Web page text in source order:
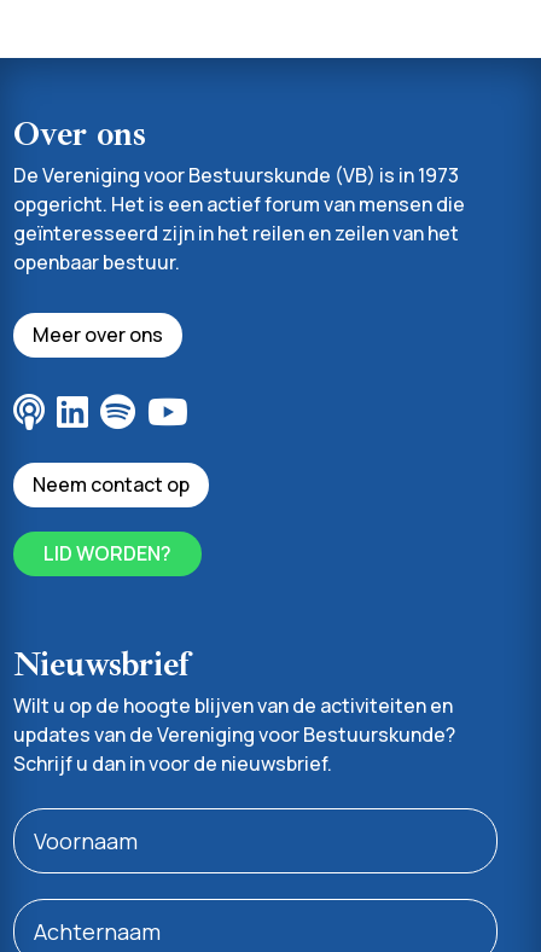
Over ons
De Vereniging voor Bestuurskunde (VB) is in 1973
opgericht. Het is een actief forum van mensen die
geïnteresseerd zijn in het reilen en zeilen van het
openbaar bestuur.
Meer over ons
Neem contact op
LID WORDEN?
Nieuwsbrief
Wilt u op de hoogte blijven van de activiteiten en
updates van de Vereniging voor Bestuurskunde?
Schrijf u dan in voor de nieuwsbrief.